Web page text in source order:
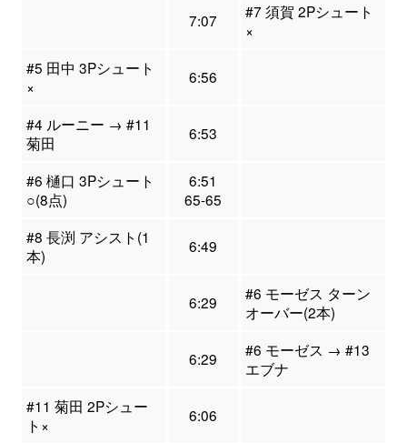
7:07
#7 須賀 2Pシュート
×
#5 田中 3Pシュート
×
6:56
#4 ルーニー → #11
菊田
6:53
#6 樋口 3Pシュート
○(8点)
6:51
65-65
#8 長渕 アシスト(1
本)
6:49
6:29
#6 モーゼス ターン
オーバー(2本)
6:29
#6 モーゼス → #13
エブナ
#11 菊田 2Pシュー
ト×
6:06